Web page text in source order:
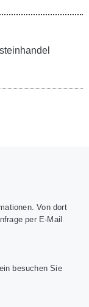
Von dort
per E-Mail
besuchen Sie